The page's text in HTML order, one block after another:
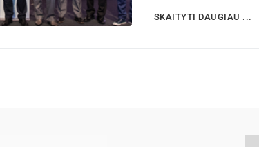
SKAITYTI DAUGIAU ...